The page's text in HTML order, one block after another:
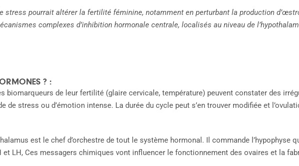
stress pourrait altérer la fertilité féminine, notamment en perturbant la production
complexes d’inhibition hormonale centrale, localisés au niveau de
? :
biomarqueurs de leur fertilité (glaire cervicale, température) peuvent constater des
de stress ou d’émotion intense. La durée du cycle peut s’en trouver modifiée et
est le chef d’orchestre de tout le système hormonal. Il commande l’hypophyse
et LH, Ces messagers chimiques vont influencer le fonctionnement des ovaires et la